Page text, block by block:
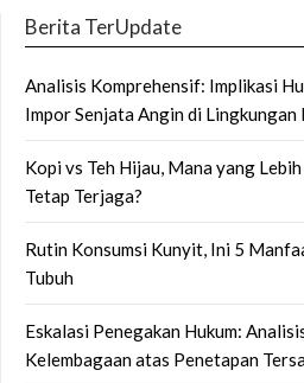
Berita TerUpdate
Analisis Komprehensif: Implikasi
Impor Senjata Angin di
Kopi vs Teh Hijau, Mana yang
Tetap Terjaga?
Rutin Konsumsi Kunyit, Ini 5
Tubuh
Eskalasi Penegakan Hukum:
Kelembagaan atas Penetapan